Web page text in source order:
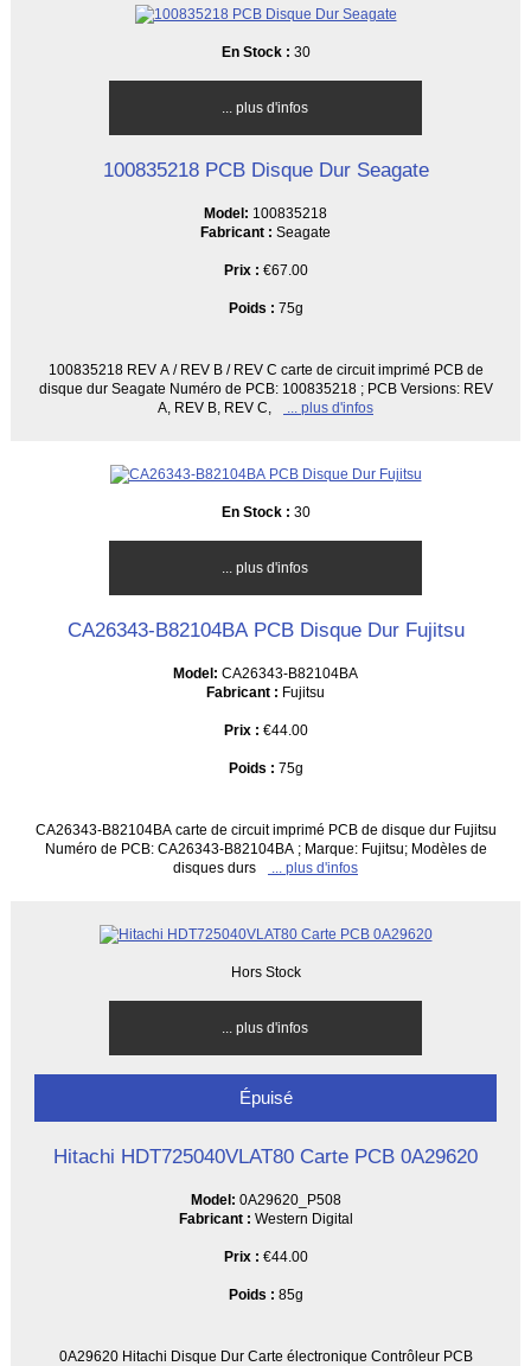
En Stock : 30
... plus d'infos
100835218 PCB Disque Dur Seagate
Model: 100835218
Fabricant : Seagate
Prix : €67.00
Poids : 75g
100835218 REV A / REV B / REV C carte de circuit imprimé PCB de
disque dur Seagate Numéro de PCB: 100835218 ; PCB Versions: REV
A, REV B, REV C,
... plus d'infos
En Stock : 30
... plus d'infos
CA26343-B82104BA PCB Disque Dur Fujitsu
Model: CA26343-B82104BA
Fabricant : Fujitsu
Prix : €44.00
Poids : 75g
CA26343-B82104BA carte de circuit imprimé PCB de disque dur Fujitsu
Numéro de PCB: CA26343-B82104BA ; Marque: Fujitsu; Modèles de
disques durs
... plus d'infos
Hors Stock
... plus d'infos
Épuisé
Hitachi HDT725040VLAT80 Carte PCB 0A29620
Model: 0A29620_P508
Fabricant : Western Digital
Prix : €44.00
Poids : 85g
0A29620 Hitachi Disque Dur Carte électronique Contrôleur PCB